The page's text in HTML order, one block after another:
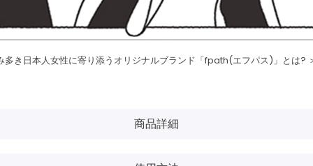
多き日本人女性に寄り添うオリジナルブランド「fpath(エフパス)」とは?
商品詳細